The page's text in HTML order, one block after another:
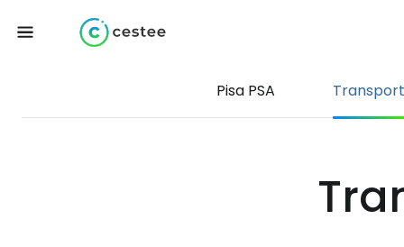
Pisa PSA Transport